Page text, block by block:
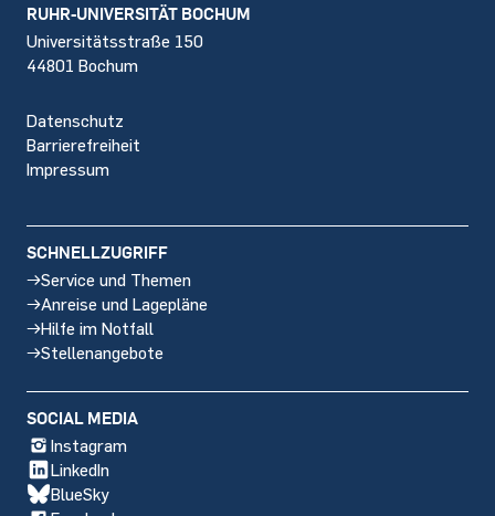
Footer
RUHR-UNIVERSITÄT BOCHUM
Universitätsstraße 150
44801 Bochum
Datenschutz
Barrierefreiheit
Impressum
SCHNELLZUGRIFF
Service und Themen
Anreise und Lagepläne
Hilfe im Notfall
Stellenangebote
SOCIAL MEDIA
Instagram
LinkedIn
BlueSky